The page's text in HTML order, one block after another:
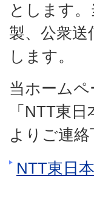
とします
製、公衆送
します。
当ホーム
「NTT東
よりご連絡
NTT東日